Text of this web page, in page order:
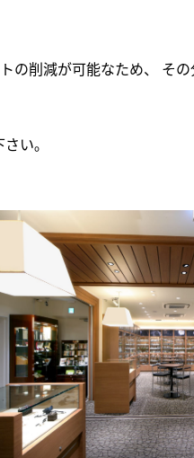
の削減が可能なため、 そ
い｡